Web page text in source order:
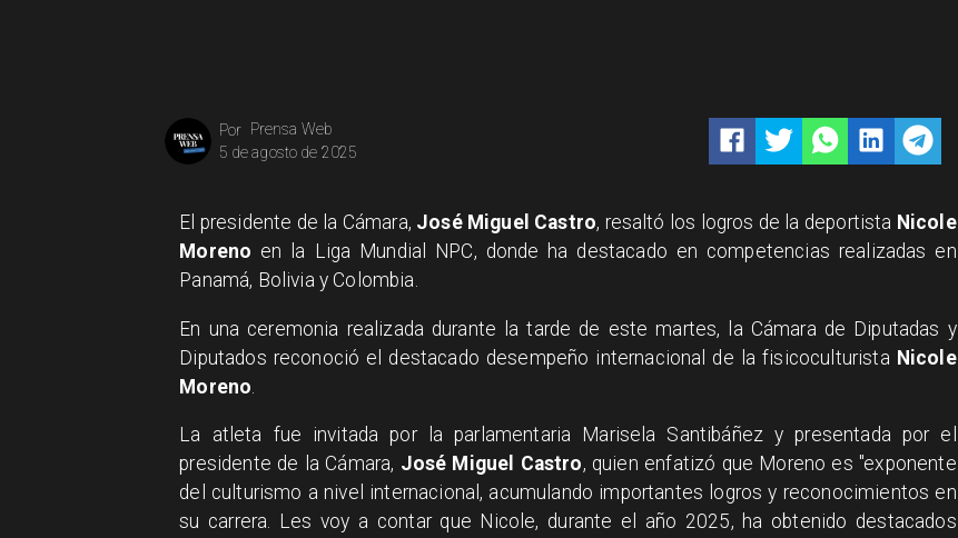
Prensa Web
Por
5 de agosto de 2025
El presidente de la Cámara, José Miguel Castro, resaltó los logros de la deportista Nicole
Moreno en la Liga Mundial NPC, donde ha destacado en competencias realizadas en
Panamá, Bolivia y Colombia.
En una ceremonia realizada durante la tarde de este martes, la Cámara de Diputadas y
Diputados reconoció el destacado desempeño internacional de la fisicoculturista Nicole
Moreno
La atleta fue invitada por la parlamentaria Marisela Santibáñez y presentada por el
presidente de la Cámara, José Miguel Castro, quien enfatizó que Moreno es "exponente
del culturismo a nivel internacional, acumulando importantes logros y reconocimientos en
su carrera. Les voy a contar que Nicole, durante el año 2025, ha obtenido destacados